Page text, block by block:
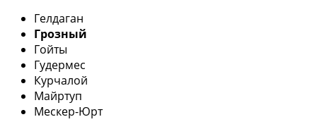
Гелдаган
Грозный
Гойты
Гудермес
Курчалой
Майртуп
Мескер-Юрт